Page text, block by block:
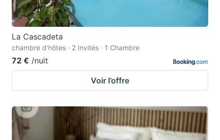
La Cascadeta
chambre d'hôtes · 2 Invités · 1 Chambre
72 € /nuit
Voir l’offre